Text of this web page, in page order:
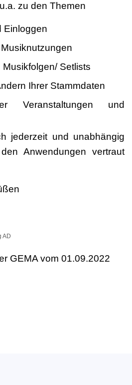
zu den Themen
Einloggen
Setlists
Ihrer Stammdaten
Veranstaltungen und
jederzeit und unabhängig
Anwendungen vertraut
AD
GEMA vom 01.09.2022